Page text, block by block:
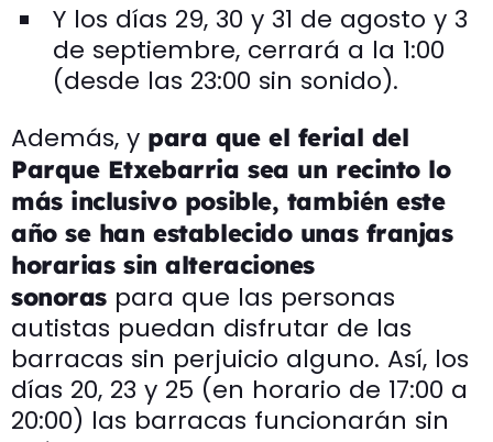
Y los días 29, 30 y 31 de agosto y 3
de septiembre, cerrará a la 1:00
(desde las 23:00 sin sonido).
Además, y para que el ferial del
Parque Etxebarria sea un recinto lo
más inclusivo posible, también este
año se han establecido unas franjas
horarias sin alteraciones
sonoraspara que las personas
autistas puedan disfrutar de las
barracas sin perjuicio alguno. Así, los
días 20, 23 y 25 (en horario de 17:00 a
20:00) las barracas funcionarán sin